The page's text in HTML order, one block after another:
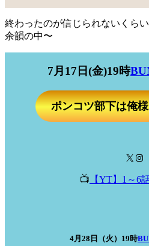
終わったのが信じられないくらい
余韻の中〜
7月17日(金)19時
ポンコツ部下は俺様
X Instagram
📺️ 【YT】1～6
4月28日（火）19時